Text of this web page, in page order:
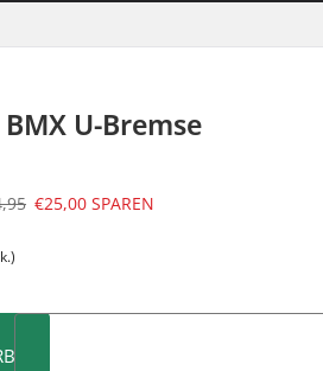
U-Bremse
€25,00 SPAREN